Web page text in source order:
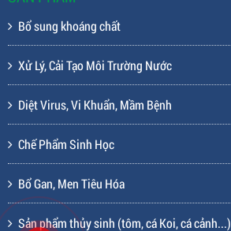
Bổ sung khoáng chất
Xử Lý, Cải Tạo Môi Trường Nước
Diệt Virus, Vi Khuẩn, Mầm Bệnh
Chế Phẩm Sinh Học
Bổ Gan, Men Tiêu Hóa
Sản phẩm thủy sinh (tôm, cá Koi, cá cảnh...)